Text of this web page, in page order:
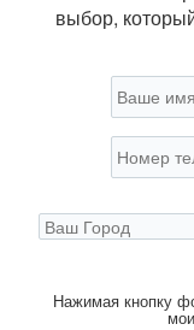
выбор,
Нажимая кнопку